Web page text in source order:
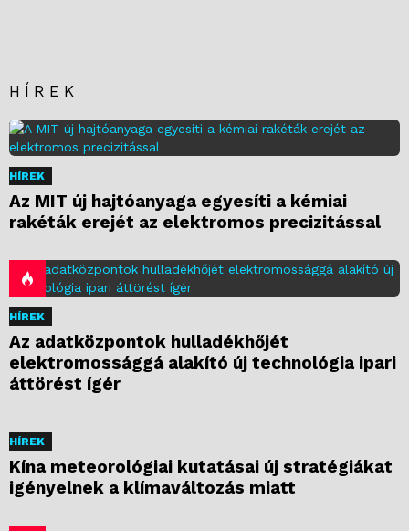
HÍREK
HÍREK
Az MIT új hajtóanyaga egyesíti a kémiai
rakéták erejét az elektromos precizitással
HÍREK
Az adatközpontok hulladékhőjét
elektromossággá alakító új technológia ipari
áttörést ígér
HÍREK
Kína meteorológiai kutatásai új stratégiákat
igényelnek a klímaváltozás miatt